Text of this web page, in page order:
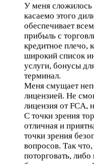
У меня сложилось
касаемо этого
обеспечивает
прибыль с
кредитное плечо,
широкий список
услуги, бонусы
терминал.
Меня смущает
лицензией. Не
лицензия от FCA,
С точки зрения
отличная и
точки зрения
вопросов. Так
поторговать,